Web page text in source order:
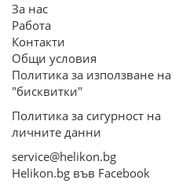
За нас
Работа
Контакти
Общи условия
Политика за използване на
"бисквитки"
Политика за сигурност на
личните данни
service@helikon.bg
Helikon.bg във Facebook